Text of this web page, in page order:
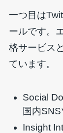
一つ目は
ールです。
格サービス
ています。
Social
国内
Insight